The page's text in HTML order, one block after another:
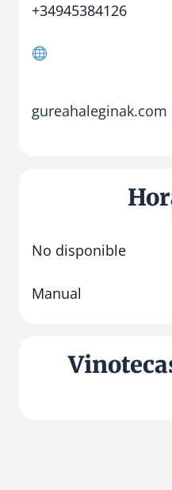
+34945384126
gureahaleginak.com
No disponible
Manual